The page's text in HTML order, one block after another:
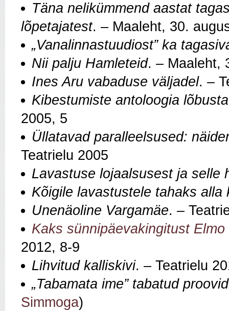
Täna nelikümmend aastat
lõpetajatest. – Maaleht, 30.
„Vanalinnastuudiost” ka
Nii palju Hamleteid. – Maaleht,
Ines Aru vabaduse väljadel. –
Kibestumiste antoloogia
2005, 5
Üllatavad paralleelsused:
Teatrielu 2005
Lavastuse lojaalsusest ja selle
Kõigile lavastustele tahaks alla
Unenäoline Vargamäe. –
Kaks sünnipäevakingitust
2012, 8-9
Lihvitud kalliskivi. – Teatrielu
„Tabamata ime” tabatud proovid
Simmoga)